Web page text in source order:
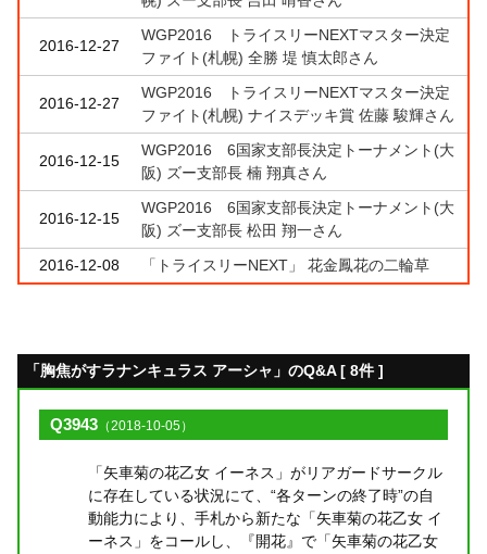
2016-12-27
WGP2016 トライスリーNEXTマスター決定
ファイト(札幌) 全勝 堤 慎太郎さん
2016-12-27
WGP2016 トライスリーNEXTマスター決定
ファイト(札幌) ナイスデッキ賞 佐藤 駿輝さん
2016-12-15
WGP2016 6国家支部長決定トーナメント(大
阪) ズー支部長 楠 翔真さん
2016-12-15
WGP2016 6国家支部長決定トーナメント(大
阪) ズー支部長 松田 翔一さん
2016-12-08
「トライスリーNEXT」 花金鳳花の二輪草
「胸焦がすラナンキュラス アーシャ」のQ&A [ 8件 ]
Q3943 （2018-10-05）
「矢車菊の花乙女 イーネス」がリアガードサークル
に存在している状況にて、“各ターンの終了時”の自
動能力により、手札から新たな「矢車菊の花乙女 イ
ーネス」をコールし、『開花』で「矢車菊の花乙女